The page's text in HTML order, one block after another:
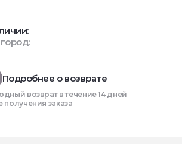
Подробнее о возврате
возврат в течение 14 дней
получения заказа